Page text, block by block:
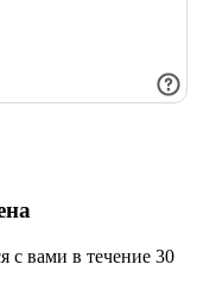
с вами в течение 30